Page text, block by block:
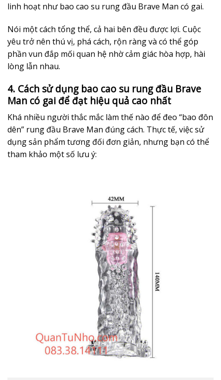
linh hoạt như bao cao su rung đầu Brave Man có gai.
Nói một cách tổng thể, cả hai bên đều được lợi. Cuộc
yêu trở nên thú vị, phá cách, rộn ràng và có thể góp
phần vun đắp mối quan hệ nhờ cảm giác hòa hợp, hài
lòng lẫn nhau.
4. Cách sử dụng bao cao su rung đầu Brave
Man có gai để đạt hiệu quả cao nhất
Khá nhiều người thắc mắc làm thế nào để đeo “bao đôn
dên” rung đầu Brave Man đúng cách. Thực tế, việc sử
dụng sản phẩm tương đối đơn giản, nhưng bạn có thể
tham khảo một số lưu ý: